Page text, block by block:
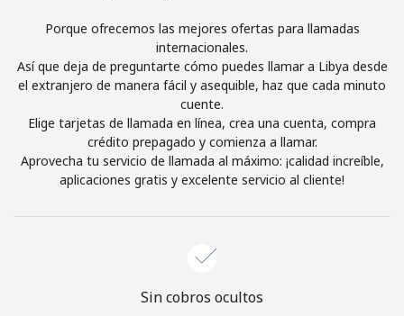
¡Hola!
Inicia sesión oREGÍSTRATE →
¿Olvidaste tu contraseña? →
Porque ofrecemos las mejores ofertas para llamadas
internacionales.
Así que deja de preguntarte cómo puedes llamar a Libya desde
el extranjero de manera fácil y asequible, haz que cada minuto
cuente.
Elige tarjetas de llamada en línea, crea una cuenta, compra
crédito prepagado y comienza a llamar.
Aprovecha tu servicio de llamada al máximo: ¡calidad increíble,
aplicaciones gratis y excelente servicio al cliente!
Sin cobros ocultos